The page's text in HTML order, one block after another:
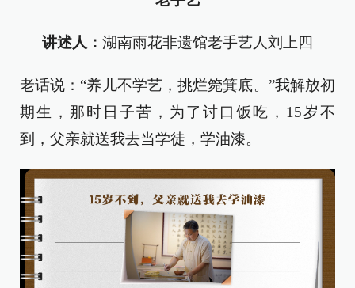
讲述人： 湖南雨花非遗馆老手艺人刘上四
老话说：“养儿不学艺，挑烂箢箕底。”我解放初
期生，那时日子苦，为了讨口饭吃，15岁不
到，父亲就送我去当学徒，学油漆。